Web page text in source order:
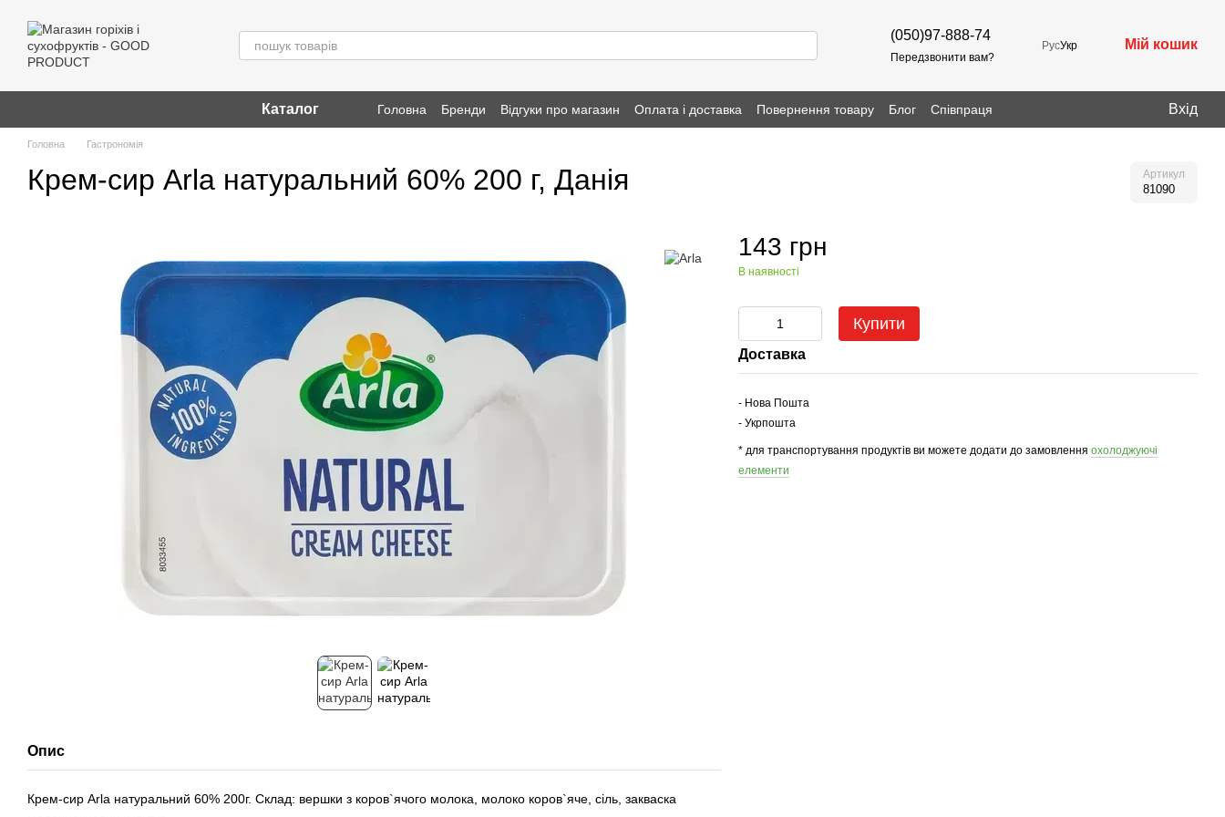
(050)97-888-74
Передзвонити вам?
РусУкр Мій кошик
Каталог Головна Бренди Відгуки про магазин Оплата і доставка Повернення товару Блог Співпраця Вхід
Головна Гастрономія
Крем-сир Arla натуральний 60% 200 г, Данія Артикул
81090
Опис
Крем-сир Arla натуральний 60% 200г. Склад: вершки з коров`ячого молока, молоко коров`яче, сіль, закваска
143 грн
В наявності
Купити
Доставка
- Нова Пошта
- Укрпошта
* для транспортування продуктів ви можете додати до замовленняохолоджуючі
елементи